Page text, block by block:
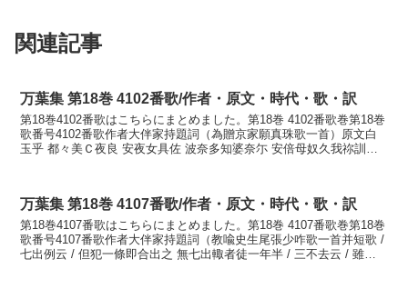
関連記事
万葉集 第18巻 4102番歌/作者・原文・時代・歌・訳
第18巻4102番歌はこちらにまとめました。第18巻 4102番歌巻第18巻
歌番号4102番歌作者大伴家持題詞（為贈京家願真珠歌一首）原文白
玉乎 都々美Ｃ夜良 安夜女具佐 波奈多知婆奈尓 安倍母奴久我祢訓読
万葉集 第18巻 4107番歌/作者・原文・時代・歌・訳
第18巻4107番歌はこちらにまとめました。第18巻 4107番歌巻第18巻
歌番号4107番歌作者大伴家持題詞（教喩史生尾張少咋歌一首并短歌 /
七出例云 / 但犯一條即合出之 無七出輙者徒一年半 / 三不去云 / 雖犯